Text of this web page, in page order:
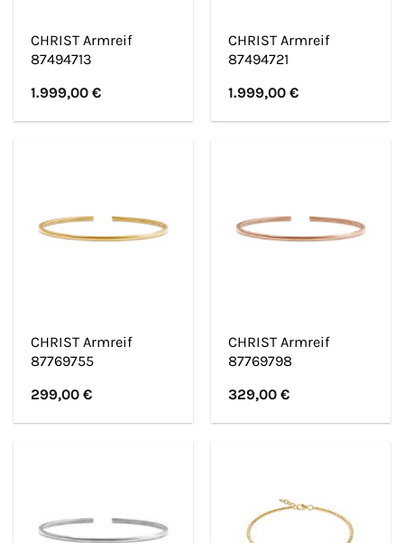
CHRIST Armreif
87494713
1.999,00€
CHRIST Armreif
87494721
1.999,00€
CHRIST Armreif
87769755
299,00€
CHRIST Armreif
87769798
329,00€